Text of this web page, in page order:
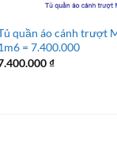
quần áo cánh trượt
= 7.400.000
₫